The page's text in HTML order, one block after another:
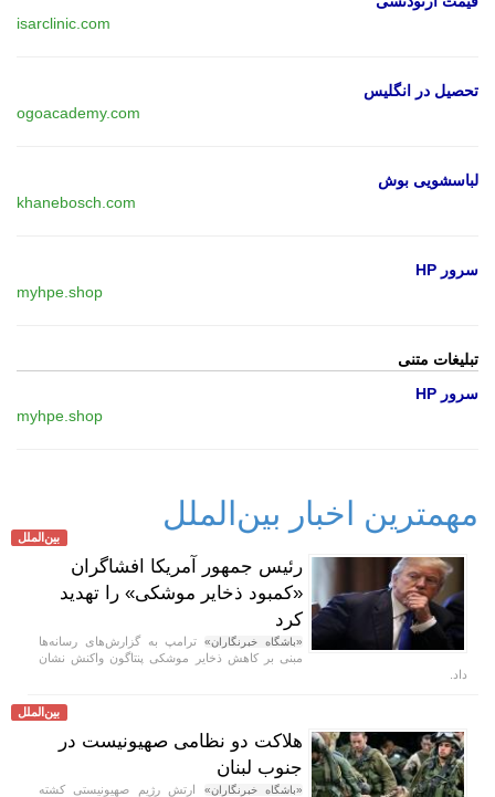
isarclinic.com
تحصیل در انگلیس
ogoacademy.com
لباسشویی بوش
khanebosch.com
سرور HP
myhpe.shop
تبلیغات متنی
سرور HP
myhpe.shop
مهمترین اخبار بین‌الملل
بین‌الملل
رئیس جمهور آمریکا افشاگران
«کمبود ذخایر موشکی» را تهدید
کرد
«باشگاه خبرنگاران»ترامپ به گزارش‌های رسانه‌ها
مبنی بر کاهش ذخایر موشکی پنتاگون واکنش نشان
داد.
بین‌الملل
هلاکت دو نظامی صهیونیست در
جنوب لبنان
«باشگاه خبرنگاران» ارتش رژیم صهیونیستی کشته